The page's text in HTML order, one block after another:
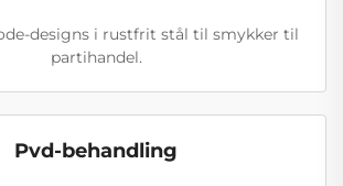
designs i rustfrit stål til smykker til
partihandel.
Pvd-behandling